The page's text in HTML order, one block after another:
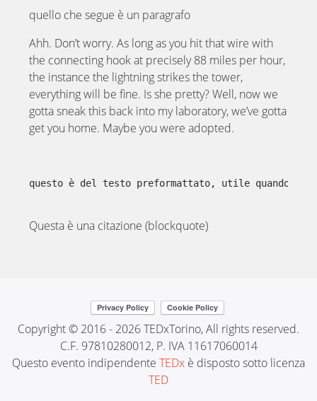
quello che segue è un paragrafo
Ahh. Don’t worry. As long as you hit that wire with
the connecting hook at precisely 88 miles per hour,
the instance the lightning strikes the tower,
everything will be fine. Is she pretty? Well, now we
gotta sneak this back into my laboratory, we’ve gotta
get you home. Maybe you were adopted.
questo è del testo preformattato, utile quando
Questa è una citazione (blockquote)
Copyright © 2016 - 2026 TEDxTorino, All rights reserved.
C.F. 97810280012, P. IVA 11617060014
Questo evento indipendente TEDx è disposto sotto licenza
TED